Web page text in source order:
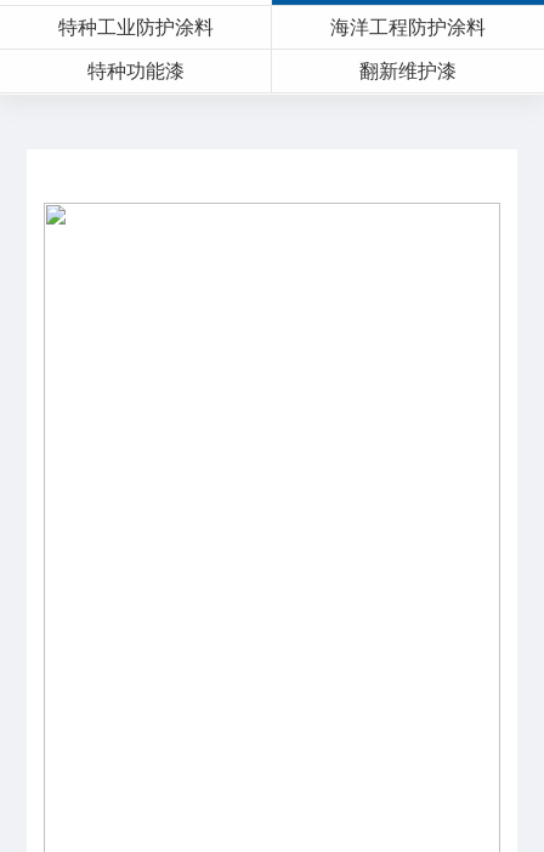
特种工业防护涂料 海洋工程防护涂料
特种功能漆 翻新维护漆